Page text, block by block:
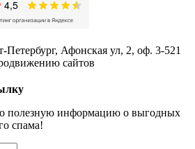
Петербург, Афонская ул, 2, оф. 3-521
сайтов
полезную информацию о выгодных
спама!